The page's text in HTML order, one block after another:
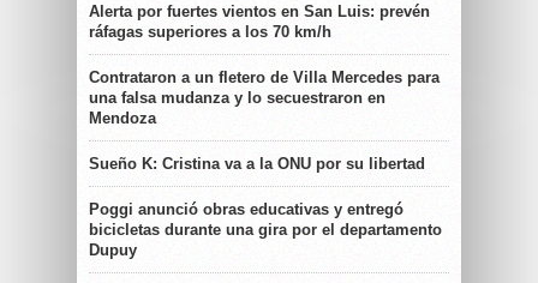
Alerta por fuertes vientos en San Luis: prevén
ráfagas superiores a los 70 km/h
Contrataron a un fletero de Villa Mercedes para
una falsa mudanza y lo secuestraron en
Mendoza
Sueño K: Cristina va a la ONU por su libertad
Poggi anunció obras educativas y entregó
bicicletas durante una gira por el departamento
Dupuy